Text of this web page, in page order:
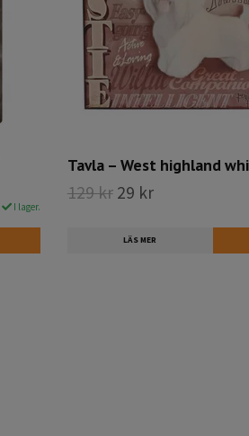
I lager.
Tavla – West highland
129 kr 29 kr
LÄS MER